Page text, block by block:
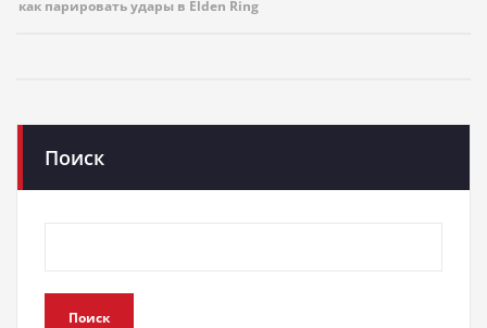
как парировать удары в Elden Ring
Поиск
Поиск